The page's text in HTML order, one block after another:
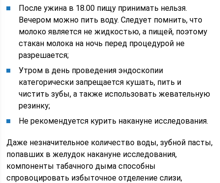
После ужина в 18.00 пищу принимать нельзя.
Вечером можно пить воду. Следует помнить, что
молоко является не жидкостью, а пищей, поэтому
стакан молока на ночь перед процедурой не
разрешается;
Утром в день проведения эндоскопии
категорически запрещается кушать, пить и
чистить зубы, а также использовать жевательную
резинку;
Не рекомендуется курить накануне исследования.
Даже незначительное количество воды, зубной пасты,
попавших в желудок накануне исследования,
компоненты табачного дыма способны
спровоцировать избыточное отделение слизи,